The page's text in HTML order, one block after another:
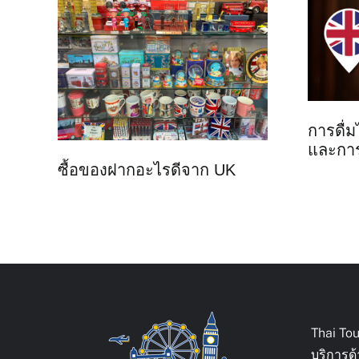
ซื้อของฝากอะไรดีจาก UK
การดื่
และกา
Thai
บริการ